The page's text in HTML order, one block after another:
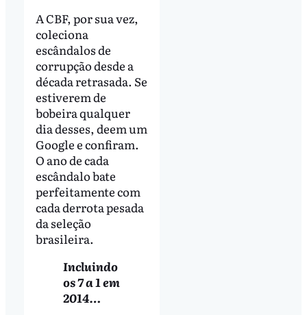
A CBF, por sua vez,
coleciona
escândalos de
corrupção desde a
década retrasada. Se
estiverem de
bobeira qualquer
dia desses, deem um
Google e confiram.
O ano de cada
escândalo bate
perfeitamente com
cada derrota pesada
da seleção
brasileira.
Incluindo
os 7 a 1 em
2014…